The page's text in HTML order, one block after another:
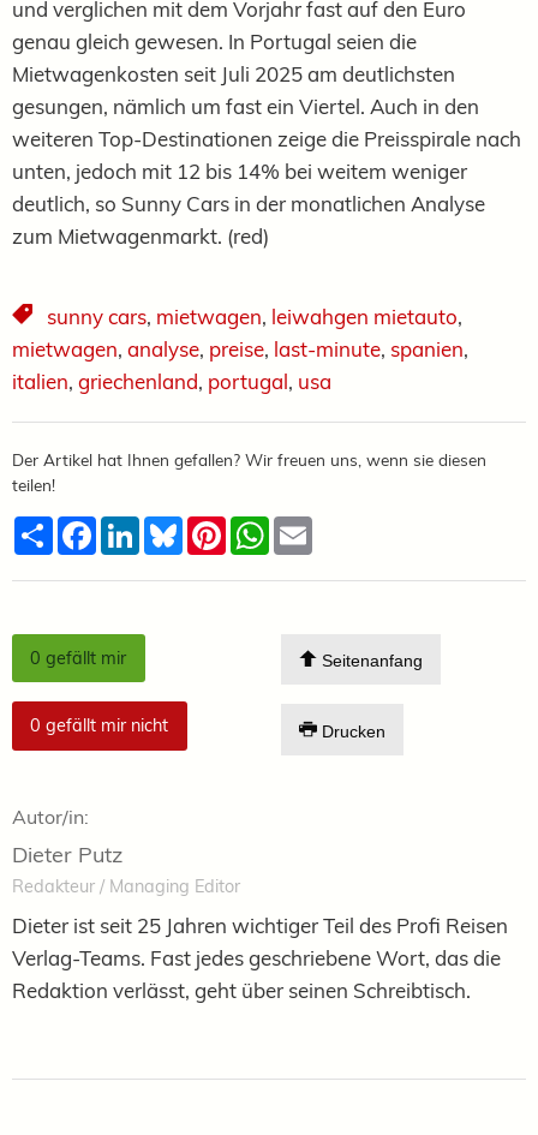
und verglichen mit dem Vorjahr fast auf den Euro
genau gleich gewesen. In Portugal seien die
Mietwagenkosten seit Juli 2025 am deutlichsten
gesungen, nämlich um fast ein Viertel. Auch in den
weiteren Top-Destinationen zeige die Preisspirale nach
unten, jedoch mit 12 bis 14% bei weitem weniger
deutlich, so Sunny Cars in der monatlichen Analyse
zum Mietwagenmarkt. (red)
sunny cars, mietwagen, leiwahgen mietauto,
mietwagen, analyse, preise, last-minute, spanien,
italien, griechenland, portugal, usa
Der Artikel hat Ihnen gefallen? Wir freuen uns, wenn sie diesen
teilen!
TeilenFacebook
LinkedInBlueskyPinterestWhatsApp
0 gefällt mir
0 gefällt mir nicht
Seitenanfang
Drucken
Autor/in:
Dieter Putz
Redakteur / Managing Editor
Dieter ist seit 25 Jahren wichtiger Teil des Profi Reisen
Verlag-Teams. Fast jedes geschriebene Wort, das die
Redaktion verlässt, geht über seinen Schreibtisch.